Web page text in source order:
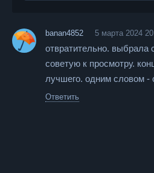
banan4852 5 марта 2024
отвратительно. выбрала
советую к просмотру.
лучшего. одним словом -
Ответить